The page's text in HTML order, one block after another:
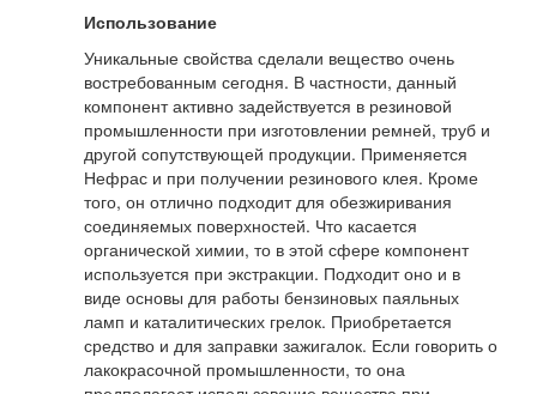
Использование
Уникальные свойства сделали вещество очень
востребованным сегодня. В частности, данный
компонент активно задействуется в резиновой
промышленности при изготовлении ремней, труб и
другой сопутствующей продукции. Применяется
Нефрас и при получении резинового клея. Кроме
того, он отлично подходит для обезжиривания
соединяемых поверхностей. Что касается
органической химии, то в этой сфере компонент
используется при экстракции. Подходит оно и в
виде основы для работы бензиновых паяльных
ламп и каталитических грелок. Приобретается
средство и для заправки зажигалок. Если говорить о
лакокрасочной промышленности, то она